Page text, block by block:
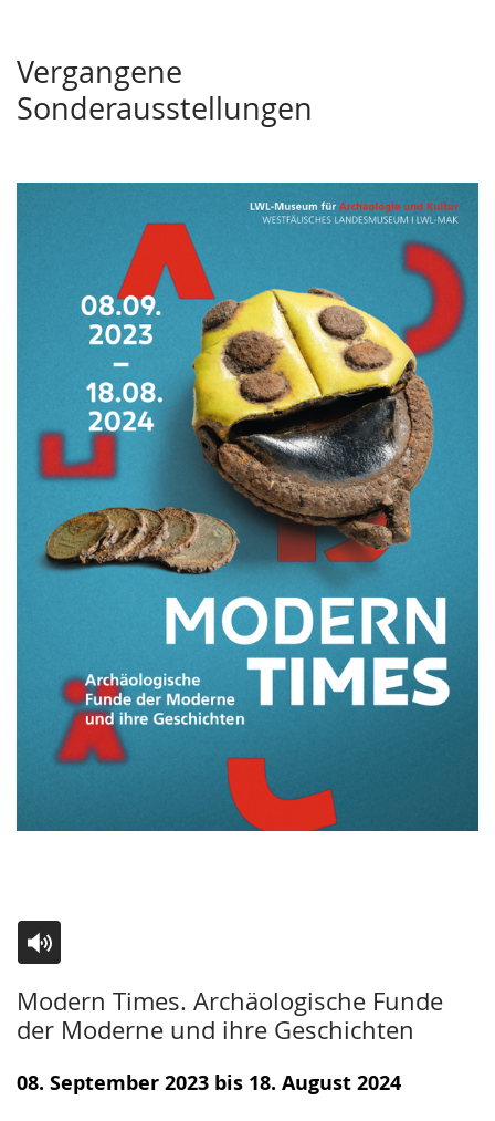
Vergangene
Sonderausstellungen
Modern Times. Archäologische Funde
der Moderne und ihre Geschichten
Leichten
Sprache
wechseln.
Audio-
Unterstützung.
Video
in
Deutscher
08. September 2023 bis 18. August 2024